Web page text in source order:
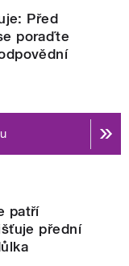
Před
poraďte
patří
přední